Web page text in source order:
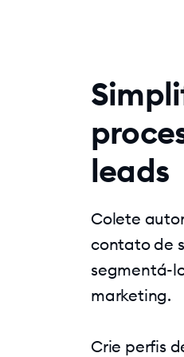
leads
Colete
contato de
segmentá-
marketing.
Crie perfis